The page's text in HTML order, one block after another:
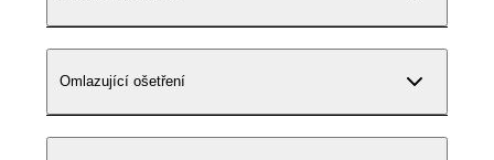
Omlazující ošetření